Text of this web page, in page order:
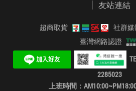
友站連結
超商取貨
社群媒
臺灣網路認證
2285023
上班時間：